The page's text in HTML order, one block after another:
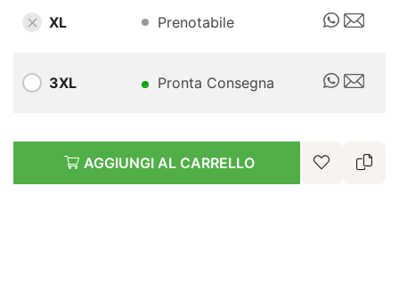
XL Prenotabile
3XL Pronta Consegna
AGGIUNGI AL CARRELLO